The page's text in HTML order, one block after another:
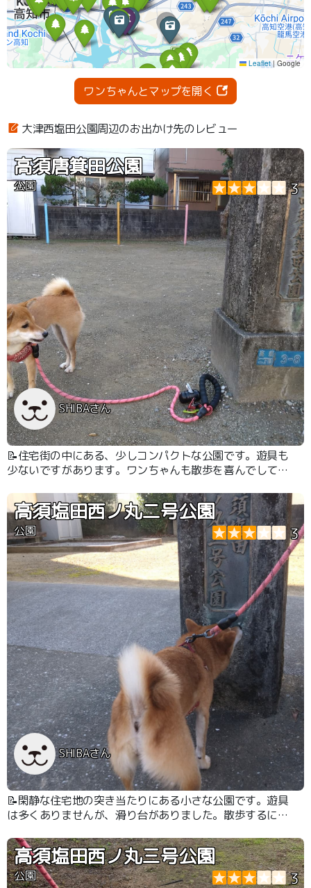
ワンちゃんとマップを開く
大津西塩田公園周辺のお出かけ先のレビュー
高須唐箕田公園
公園 3
SHIBAさん
📝住宅街の中にある、少しコンパクトな公園です。遊具も
少ないですがあります。ワンちゃんも散歩を喜んでしてい
高須塩田西ノ丸二号公園
公園 3
SHIBAさん
📝閑静な住宅地の突き当たりにある小さな公園です。遊具
は多くありませんが、滑り台がありました。散歩するには
高須塩田西ノ丸三号公園
公園 3